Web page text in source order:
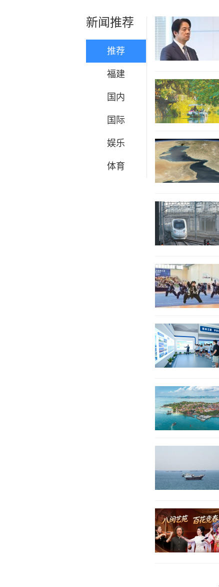
新闻推荐
推荐
福建
国内
国际
娱乐
体育